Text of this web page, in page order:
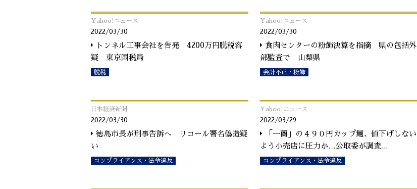
Yahoo!ニュース
2022/03/30
トンネル工事会社を告発 4200万円脱税容
疑 東京国税局
脱税
Yahoo!ニュース
2022/03/30
食肉センターの粉飾決算を指摘 県の包括外
部監査で 山梨県
会計不正・粉飾
日本経済新聞
2022/03/30
徳島市長が刑事告訴へ リコール署名偽造疑
い
コンプライアンス・法令違反
Yahoo!ニュース
2022/03/29
「一蘭」の４９０円カップ麺、値下げしない
よう小売店に圧力か…公取委が調査...
コンプライアンス・法令違反